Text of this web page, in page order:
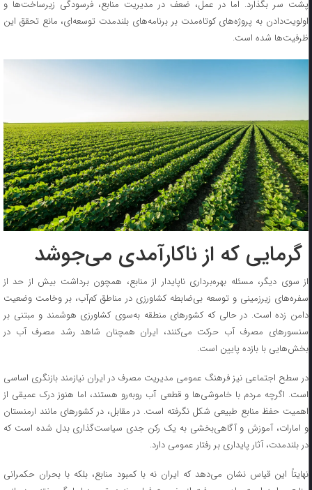
پشت سر بگذارد. اما در عمل، ضعف در مدیریت منابع، فرسودگی زیرساخت‌ها و
اولویت‌دادن به پروژه‌های کوتاه‌مدت بر برنامه‌های بلندمدت توسعه‌ای، مانع تحقق این
ظرفیت‌ها شده است.
گرمایی که از ناکارآمدی می‌جوشد
از سوی دیگر، مسئله بهره‌برداری ناپایدار از منابع، همچون برداشت بیش از حد از
سفره‌های زیرزمینی و توسعه بی‌ضابطه کشاورزی در مناطق کم‌آب، بر وخامت وضعیت
دامن زده است. در حالی که کشورهای منطقه به‌سوی کشاورزی هوشمند و مبتنی بر
سنسورهای مصرف آب حرکت می‌کنند، ایران همچنان شاهد رشد مصرف آب در
بخش‌هایی با بازده پایین است.
در سطح اجتماعی نیز فرهنگ عمومی مدیریت مصرف در ایران نیازمند بازنگری اساسی
است. اگرچه مردم با خاموشی‌ها و قطعی آب روبه‌رو هستند، اما هنوز درک عمیقی از
اهمیت حفظ منابع طبیعی شکل نگرفته است. در مقابل، در کشورهای مانند ارمنستان
و امارات، آموزش و آگاهی‌بخشی به یک رکن جدی سیاست‌گذاری بدل شده است که
در بلندمدت، آثار پایداری بر رفتار عمومی دارد.
نهایتاً این قیاس نشان می‌دهد که ایران نه با کمبود منابع، بلکه با بحران حکمرانی